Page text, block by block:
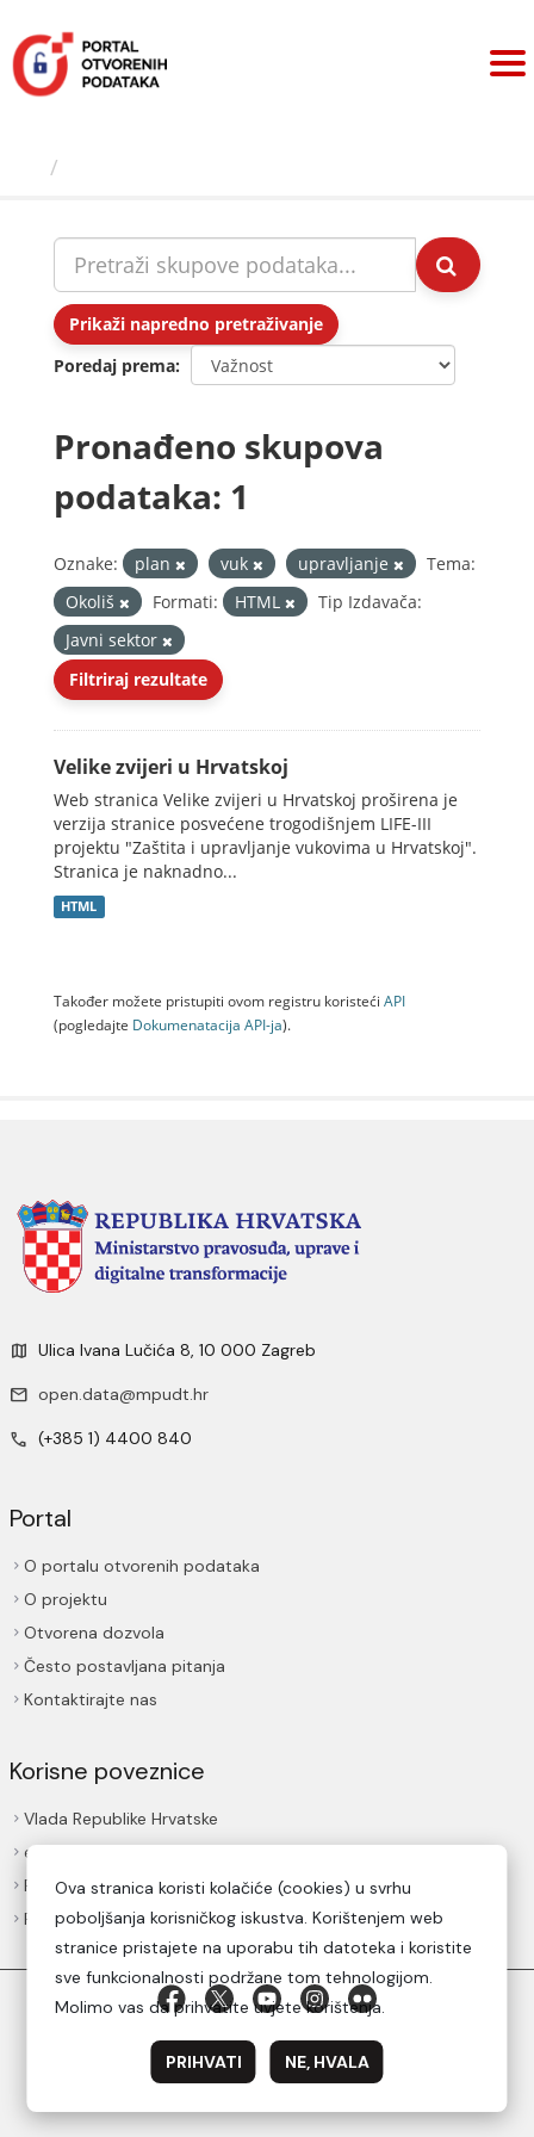
sadržaj
Prikaži napredno pretraživanje
Poredaj prema
Pronađeno skupova
podataka: 1
Oznake: plan vuk upravljanje
Tema:
Okoliš
Formati: HTML
Tip Izdavača:
Javni sektor
Filtriraj rezultate
Velike zvijeri u Hrvatskoj
Web stranica Velike zvijeri u Hrvatskoj proširena je
verzija stranice posvećene trogodišnjem LIFE-III
projektu "Zaštita i upravljanje vukovima u Hrvatskoj".
Stranica je naknadno...
HTML
Također možete pristupiti ovom registru koristeći API
(pogledajte Dokumenаtаcijа API-jа).